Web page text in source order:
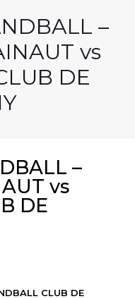
–
vs
DE
–
vs
DE
CLUB DE